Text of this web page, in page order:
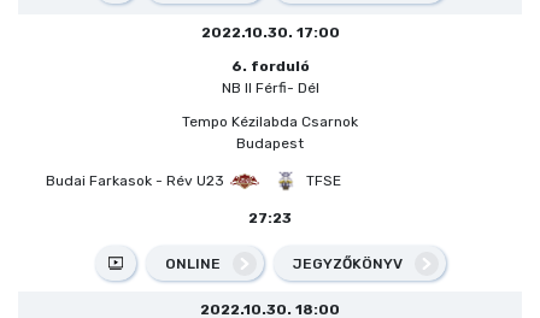
2022.10.30. 17:00
6. forduló
NB II Férfi- Dél
Tempo Kézilabda Csarnok
Budapest
Budai Farkasok - Rév U23 TFSE
27:23
ONLINE JEGYZŐKÖNYV
2022.10.30. 18:00